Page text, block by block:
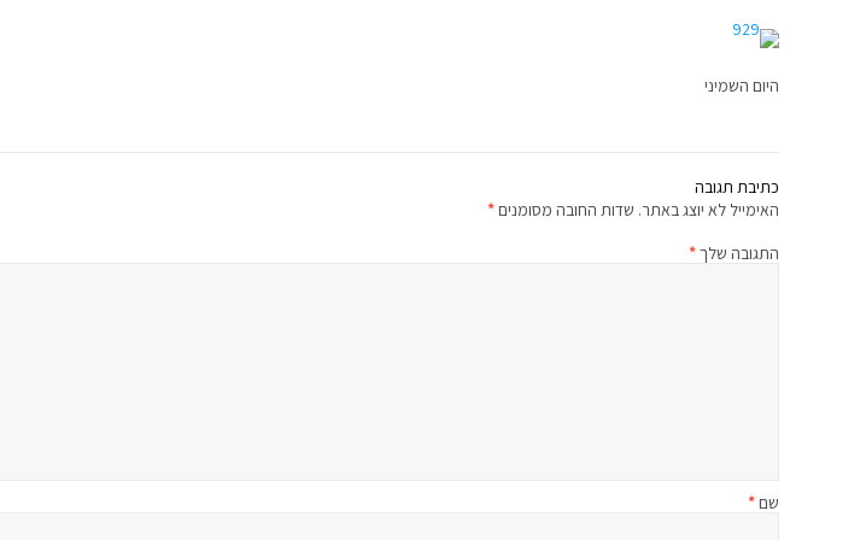
היום השמיני
כתיבת תגובה
האימייל לא יוצג באתר. שדות החובה מסומנים*
התגובה שלך*
שם*